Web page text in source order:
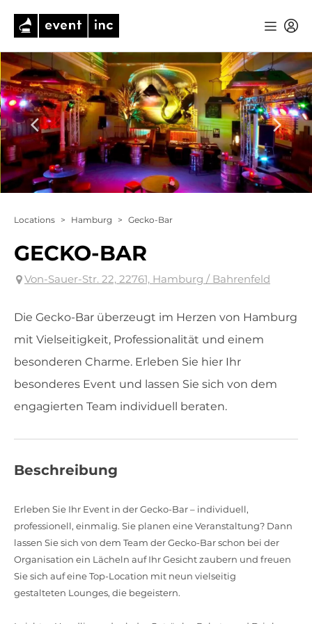
Locations > Hamburg > Gecko-Bar
GECKO-BAR
Von-Sauer-Str. 22, 22761, Hamburg / Bahrenfeld
Die Gecko-Bar überzeugt im Herzen von Hamburg
mit Vielseitigkeit, Professionalität und einem
besonderen Charme. Erleben Sie hier Ihr
besonderes Event und lassen Sie sich von dem
engagierten Team individuell beraten.
Beschreibung
Erleben Sie Ihr Event in der Gecko-Bar – individuell,
professionell, einmalig. Sie planen eine Veranstaltung? Dann
lassen Sie sich von dem Team der Gecko-Bar schon bei der
Organisation ein Lächeln auf Ihr Gesicht zaubern und freuen
Sie sich auf eine Top-Location mit neun vielseitig
gestalteten Lounges, die begeistern.